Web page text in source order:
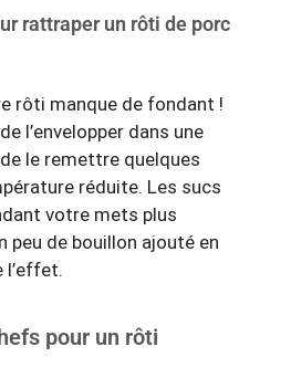
rattraper un rôti de porc
rôti manque de fondant !
l’envelopper dans une
le remettre quelques
réduite. Les sucs
votre mets plus
peu de bouillon ajouté en
l’effet.
pour un rôti